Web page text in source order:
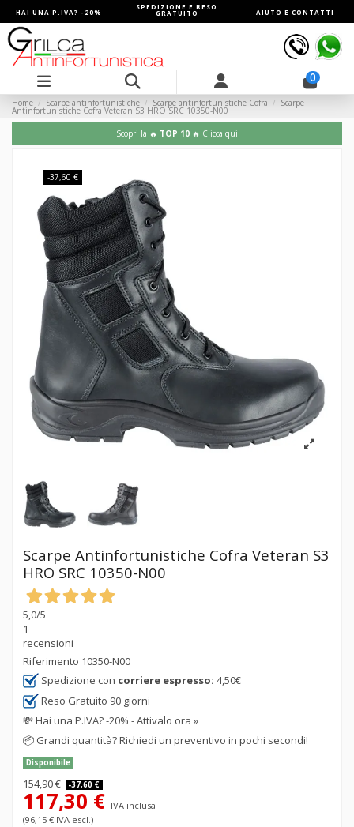
HAI UNA P.IVA? -20%
SPEDIZIONE E RESO
GRATUITO AIUTO E CONTATTI
0
Home Scarpe antinfortunistiche Scarpe antinfortunistiche Cofra Scarpe
Antinfortunistiche Cofra Veteran S3 HRO SRC 10350-N00
Scopri la 🔥 TOP 10 🔥 Clicca qui
-37,60 €
Scarpe Antinfortunistiche Cofra Veteran S3
HRO SRC 10350-N00
5,0/5
1
recensioni
Riferimento 10350-N00
Spedizione con corriere espresso: 4,50€
Reso Gratuito 90 giorni
💸Hai una P.IVA? -20% - Attivalo ora »
📦 Grandi quantità? Richiedi un preventivo in pochi secondi!
Disponibile
154,90 € -37,60 €
117,30 € IVA inclusa
(96,15 € IVA escl.)